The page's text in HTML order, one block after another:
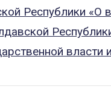
Республики «О
власти